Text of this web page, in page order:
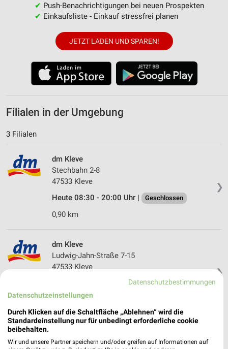
✔ Push-Benachrichtigungen bei neuen Prospekten
✔ Einkaufsliste - Einkauf stressfrei planen
JETZT LADEN UND SPAREN!
Filialen in der Umgebung
3 Filialen
❯
dm Kleve
Stechbahn 2-8
47533 Kleve
Heute 08:30 - 20:00 Uhr |
Geschlossen
0,90 km
❯
dm Kleve
Ludwig-Jahn-Straße 7-15
47533 Kleve
Heute 08:00 - 20:00 Uhr | Geschlossen
1,58 km
Emmericher Straße 237b
Datenschutzbestimmungen
Datenschutzeinstellungen
Durch Klicken auf die Schaltfläche „Ablehnen“ wird die
Standardeinstellung nur für unbedingt erforderliche cookie
beibehalten.
Wir und unsere Partner speichern und/oder greifen auf Informationen auf